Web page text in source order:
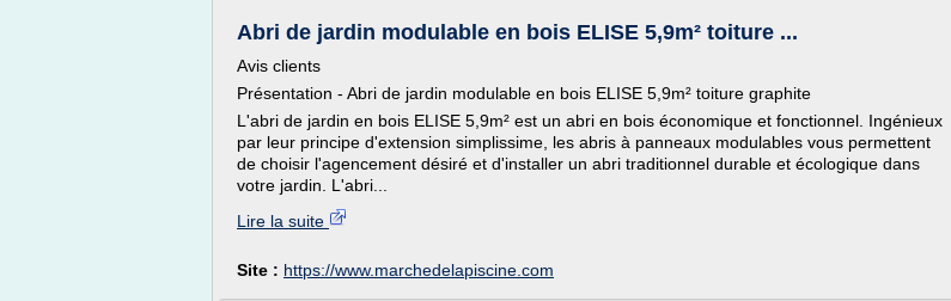
Abri de jardin modulable en bois ELISE 5,9m² toiture ...
Avis clients
Présentation - Abri de jardin modulable en bois ELISE 5,9m² toiture graphite
L'abri de jardin en bois ELISE 5,9m² est un abri en bois économique et fonctionnel. Ingénieux
par leur principe d'extension simplissime, les abris à panneaux modulables vous permettent
de choisir l'agencement désiré et d'installer un abri traditionnel durable et écologique dans
votre jardin. L'abri...
Lire la suite
Site : https://www.marchedelapiscine.com